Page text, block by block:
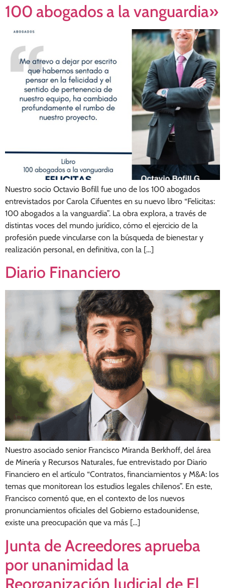
100 abogados a la vanguardia»
Nuestro socio Octavio Bofill fue uno de los 100 abogados
entrevistados por Carola Cifuentes en su nuevo libro “Felicitas:
100 abogados a la vanguardia”. La obra explora, a través de
distintas voces del mundo jurídico, cómo el ejercicio de la
profesión puede vincularse con la búsqueda de bienestar y
realización personal, en definitiva, con la […]
Diario Financiero
Nuestro asociado senior Francisco Miranda Berkhoff, del área
de Minería y Recursos Naturales, fue entrevistado por Diario
Financiero en el artículo “Contratos, financiamientos y M&A: los
temas que monitorean los estudios legales chilenos”. En este,
Francisco comentó que, en el contexto de los nuevos
pronunciamientos oficiales del Gobierno estadounidense,
existe una preocupación que va más […]
Junta de Acreedores aprueba
por unanimidad la
Reorganización Judicial de El